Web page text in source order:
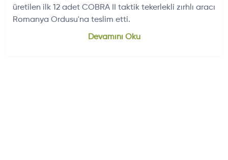
üretilen ilk 12 adet COBRA II taktik tekerlekli zırhlı aracı
Romanya Ordusu'na teslim etti.
Devamını Oku